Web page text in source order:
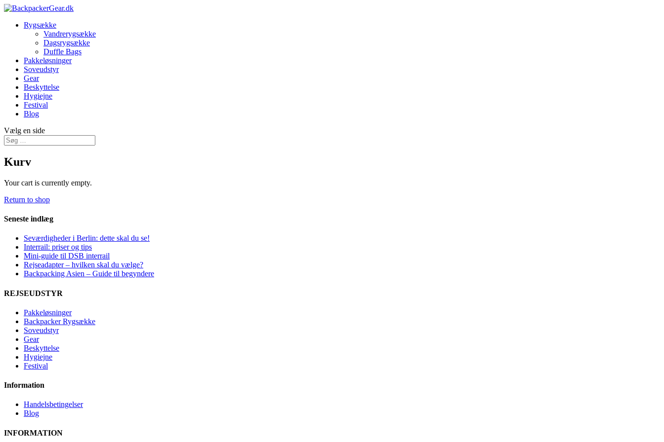
Rygsække
Vandrerygsække
Dagsrygsække
Duffle Bags
Pakkeløsninger
Soveudstyr
Gear
Beskyttelse
Hygiejne
Festival
Blog
Vælg en side
Kurv
Your cart is currently empty.
Return to shop
Seneste indlæg
Seværdigheder i Berlin: dette skal du se!
Interrail: priser og tips
Mini-guide til DSB interrail
Rejseadapter – hvilken skal du vælge?
Backpacking Asien – Guide til begyndere
REJSEUDSTYR
Pakkeløsninger
Backpacker Rygsække
Soveudstyr
Gear
Beskyttelse
Hygiejne
Festival
Information
Handelsbetingelser
Blog
INFORMATION